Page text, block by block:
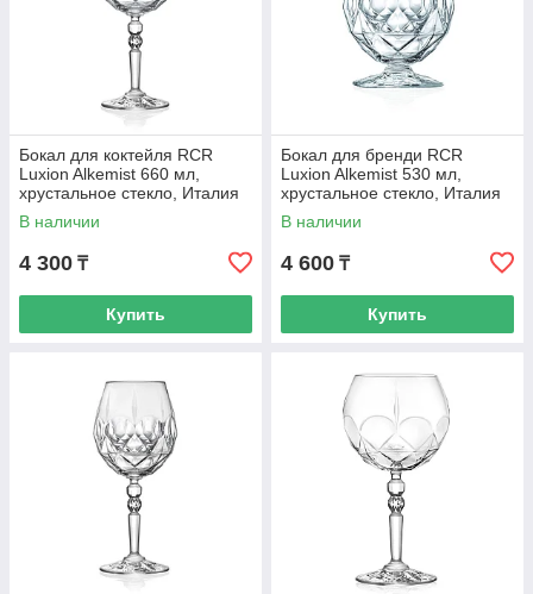
Бокал для коктейля RCR
Luxion Alkemist 660 мл,
хрустальное стекло, Италия
В наличии
4 300 ₸
Купить
Бокал для бренди RCR
Luxion Alkemist 530 мл,
хрустальное стекло, Италия
В наличии
4 600 ₸
Купить